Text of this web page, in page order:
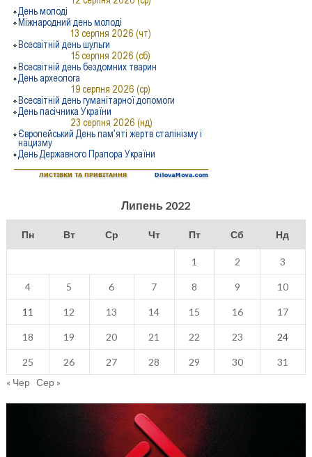
Липень 2022
Пн Вт Ср Чт Пт Сб Нд
1 2 3
4 5 6 7 8 9 10
11 12 13 14 15 16 17
18 19 20 21 22 23 24
25 26 27 28 29 30
31
« Чер Сер »